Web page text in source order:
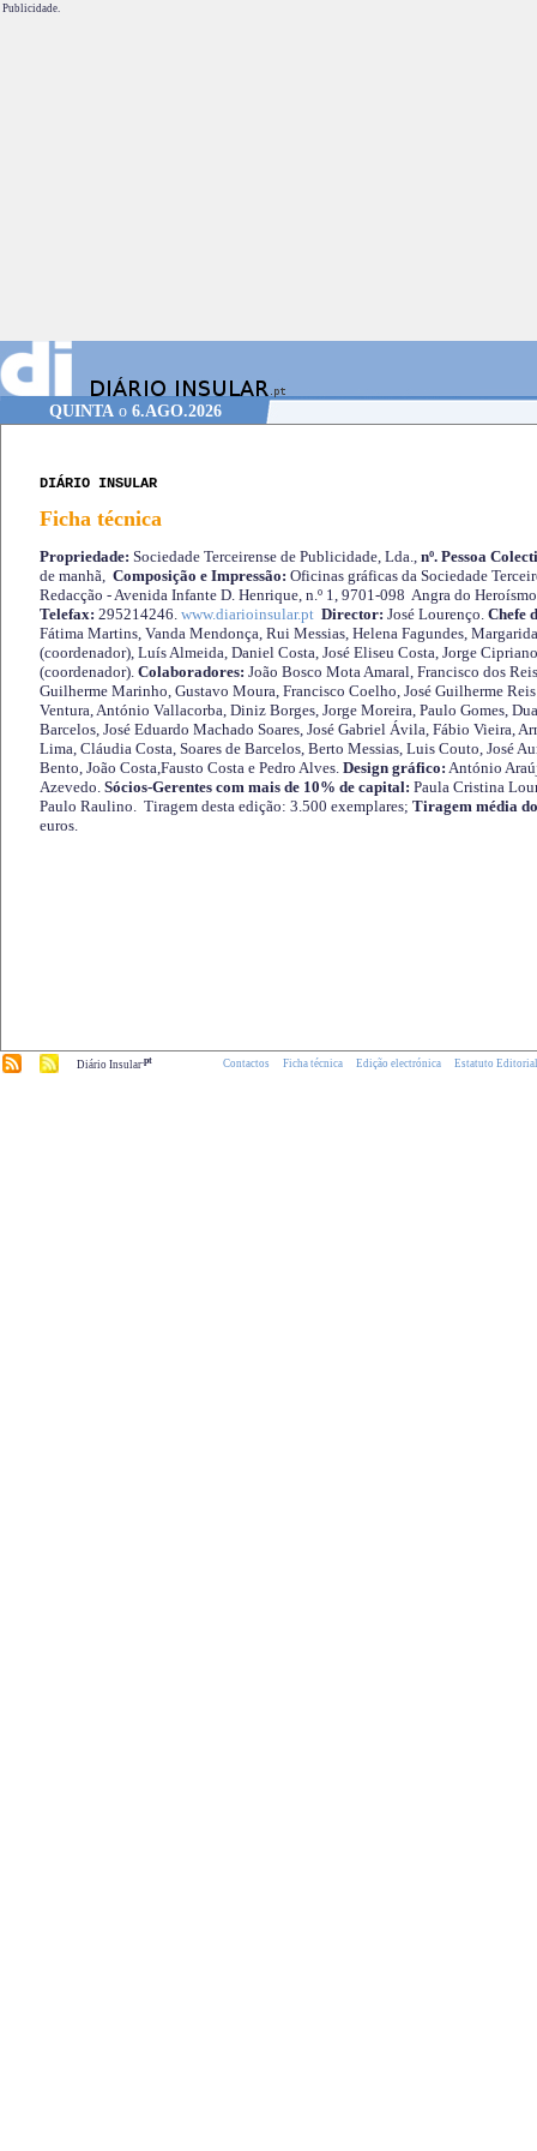
Publicidade.
QUINTAo 6.AGO.2026
DIÁRIO INSULAR
Ficha técnica
Propriedade: Sociedade Terceirense de Publicidade, Lda., nº. Pessoa
de manhã, Composição e Impressão: Oficinas gráficas da Sociedade
Redacção - Avenida Infante D. Henrique, n.º 1, 9701-098 Angra do
Telefax: 295214246. www.diarioinsular.pt Director: José Lourenço. Chefe
Fátima Martins, Vanda Mendonça, Rui Messias, Helena Fagundes,
(coordenador), Luís Almeida, Daniel Costa, José Eliseu Costa, Jorge
(coordenador). Colaboradores: João Bosco Mota Amaral, Francisco dos
Guilherme Marinho, Gustavo Moura, Francisco Coelho, José Guilherme
Ventura, António Vallacorba, Diniz Borges, Jorge Moreira, Paulo Gomes,
Barcelos, José Eduardo Machado Soares, José Gabriel Ávila, Fábio Vieira,
Lima, Cláudia Costa, Soares de Barcelos, Berto Messias, Luis Couto, José
Bento, João Costa,Fausto Costa e Pedro Alves. Design gráfico: António
Azevedo. Sócios-Gerentes com mais de 10% de capital: Paula Cristina
Paulo Raulino. Tiragem desta edição: 3.500 exemplares; Tiragem média
euros.
Diário Insular.pt Contactos Ficha técnica Edição electrónica Estatuto Editorial